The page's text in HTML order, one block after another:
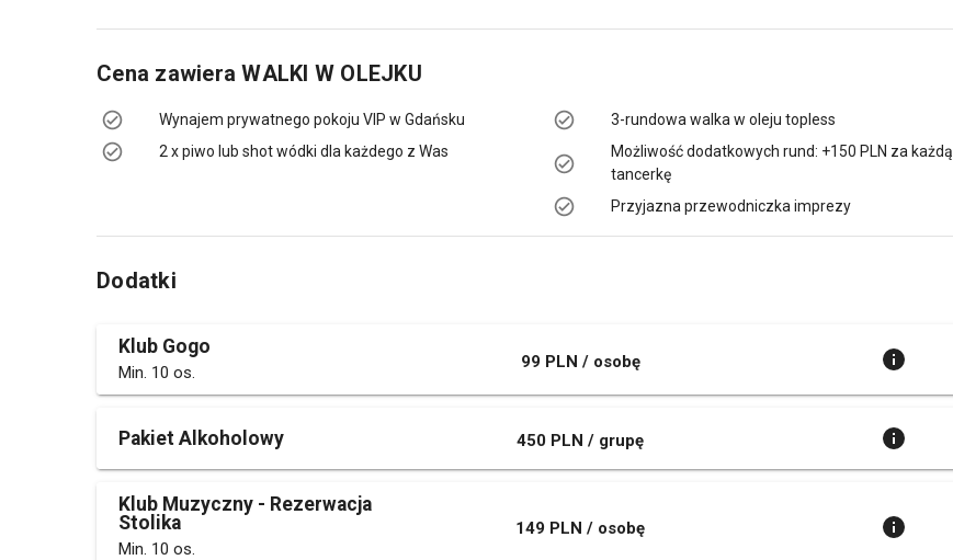
Cena zawieraWALKI W OLEJKU
Wynajem prywatnego pokoju VIP w Gdańsku
2 x piwo lub shot wódki dla każdego z Was
3-rundowa walka w oleju topless
Możliwość dodatkowych rund: +150 PLN za każdą
tancerkę
Przyjazna przewodniczka imprezy
Dodatki
Klub Gogo
Min. 10 os.
99 PLN / osobę
Pakiet Alkoholowy 450 PLN / grupę
Klub Muzyczny - Rezerwacja
Stolika
Min. 10 os.
149 PLN / osobę